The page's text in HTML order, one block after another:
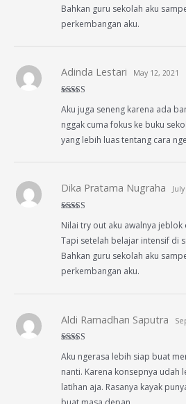
Bahkan guru sekolah aku
perkembangan aku.
out of 5
Adinda Lestari May 12, 2021
Aku juga seneng karena ada
nggak cuma fokus ke buku
yang lebih luas tentang cara
out of 5
Dika Pratama Nugraha
Nilai try out aku awalnya
Tapi setelah belajar intensif di
Bahkan guru sekolah aku
perkembangan aku.
of 5
Aldi Ramadhan Saputra
Aku ngerasa lebih siap buat
nanti. Karena konsepnya udah
latihan aja. Rasanya kayak